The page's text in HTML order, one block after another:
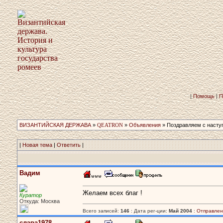
|Помощь|
ВИЗАНТИЙСКАЯ ДЕРЖАВА » QEATRON » Объявления » Поздравляем с
| Новая тема|Ответить |
Вадим
Куратор
Откуда: Москва
Желаем всех благ !
Всего записей: 146 : Дата рег-ции: Май 2004 :